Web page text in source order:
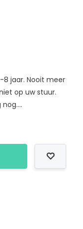
jaar. Nooit meer
op uw stuur.